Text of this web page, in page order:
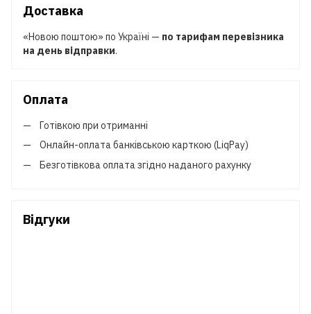
Доставка
«Новою поштою» по Україні — по тарифам перевізника
на день відправки.
Оплата
Готівкою при отриманні
Онлайн-оплата банківською карткою (LiqPay)
Безготівкова оплата згідно наданого рахунку
Відгуки